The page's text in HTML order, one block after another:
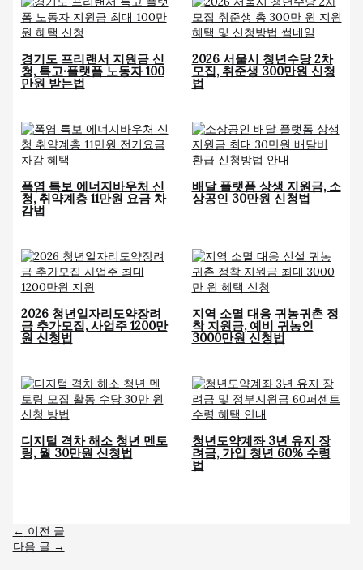
경기도 프리랜서 지원금 신
청, 특고·플랫폼 노동자 100
만원 받는법
2026 서울시 청년수당 2차
모집, 취준생 300만원 신청
법
폭염 특보 에너지바우처 신
청, 취약계층 11만원 요금 차
감법
배달 플랫폼 상생 지원금, 소
상공인 30만원 신청법
2026 청년일자리도약장려
금 추가모집, 사업주 1200만
원 신청법
지역 소멸 대응 귀농귀촌 정
착 지원금, 예비 귀농인
3000만원 신청법
디지털 격차 해소 청년 멘토
링, 월 30만원 신청법
청년도약계좌 3년 유지 장
려금, 가입 청년 60% 수령
법
← 이전 글
다음 글 →